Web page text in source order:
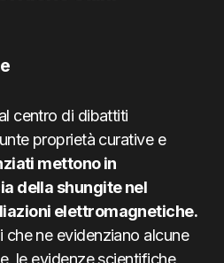
centro di dibattiti
proprietà curative e
mettono in
della shungite nel
elettromagnetiche.
che ne evidenziano alcune
le evidenze scientifiche